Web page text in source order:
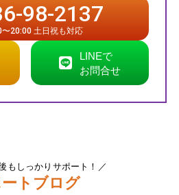
98-2137
〜20:00 土日祝も対応
LINEで
お問合せ
もしっかりサポート！／
トブログ